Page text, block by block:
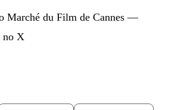
Marché du Film de Cannes —
no X